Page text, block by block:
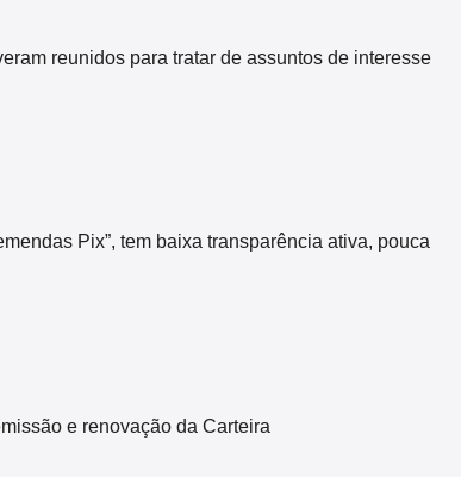
reunidos para tratar de assuntos de interesse
Pix”, tem baixa transparência ativa, pouca
e renovação da Carteira